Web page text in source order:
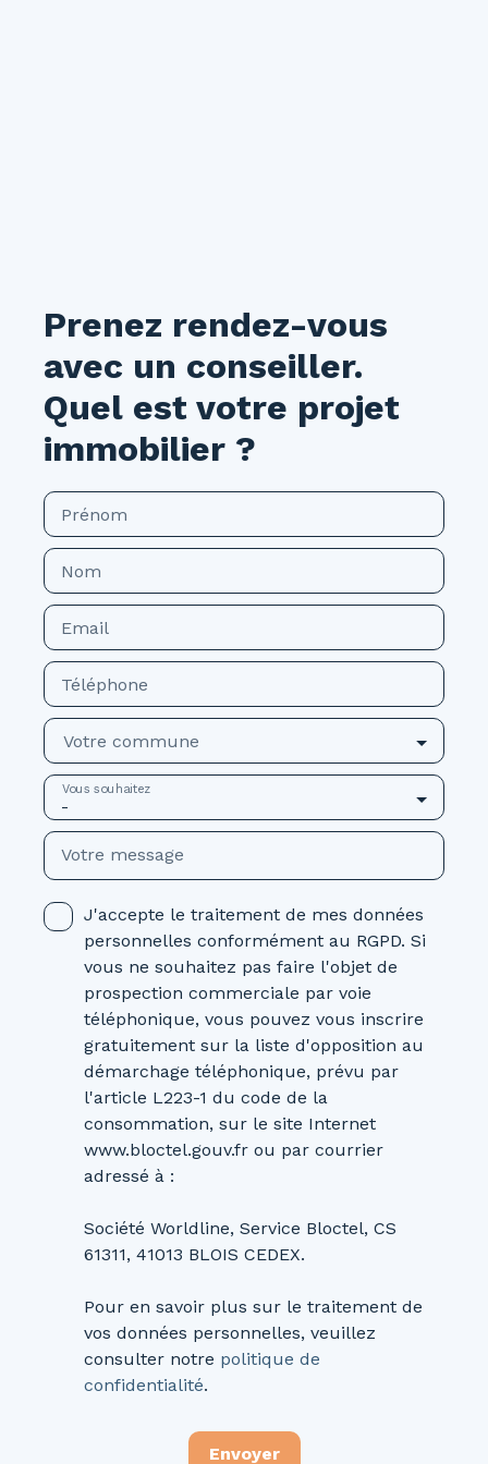
Prenez rendez-vous
avec un conseiller.
Quel est votre projet
immobilier ?
Prénom
Nom
Email
Téléphone
Votre commune
-
Vous souhaitez
Votre message
J'accepte le traitement de mes données
personnelles conformément au RGPD. Si
vous ne souhaitez pas faire l'objet de
prospection commerciale par voie
téléphonique, vous pouvez vous inscrire
gratuitement sur la liste d'opposition au
démarchage téléphonique, prévu par
l'article L223-1 du code de la
consommation, sur le site Internet
www.bloctel.gouv.fr ou par courrier
adressé à :
Société Worldline, Service Bloctel, CS
61311, 41013 BLOIS CEDEX.
Pour en savoir plus sur le traitement de
vos données personnelles, veuillez
consulter notre politique de
confidentialité.
Envoyer